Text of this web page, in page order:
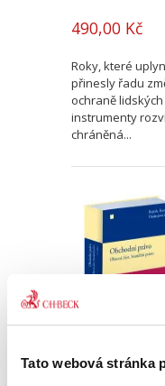
Tato webová stránka
490,00 Kč
Roky, které
přinesly řadu
ochraně
instrumenty
chráněná...
Josef Bejček,